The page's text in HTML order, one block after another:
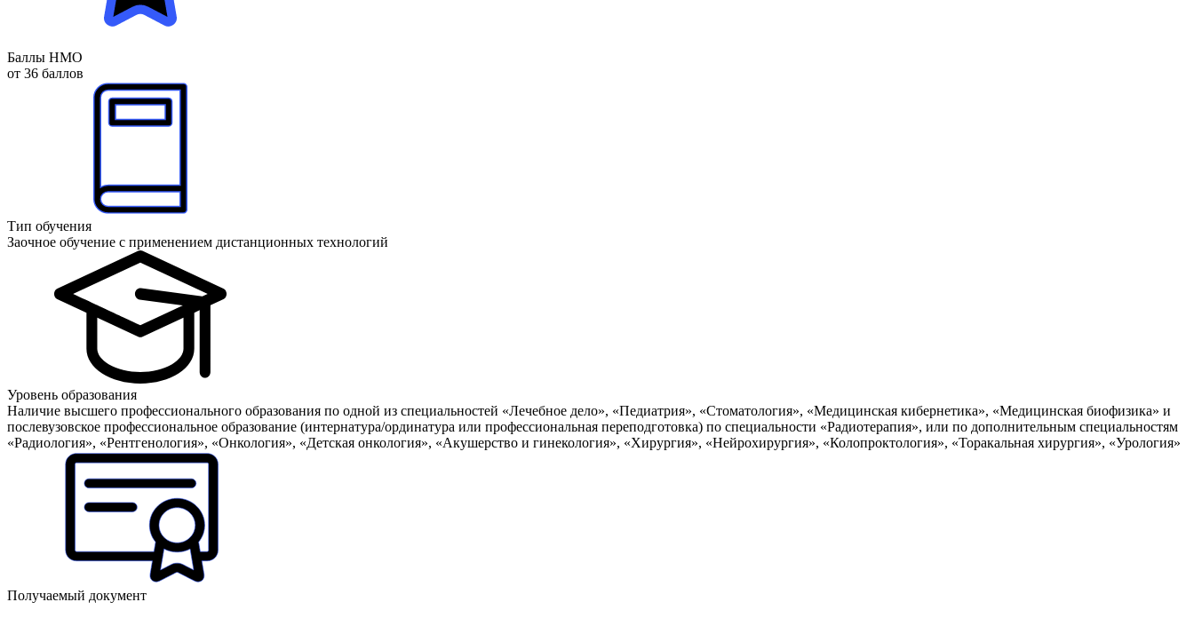
Баллы НМО
от 36 баллов
Тип обучения
Заочное обучение с применением дистанционных технологий
Уровень образования
Наличие высшего профессионального образования по одной из специальностей «Лечебное дело», «Педиатрия», «Стоматология», «Медицинская кибернетика», «Медицинская биофизика» и
послевузовское профессиональное образование (интернатура/ординатура или профессиональная переподготовка) по специальности «Радиотерапия», или по дополнительным специальностям
«Радиология», «Рентгенология», «Онкология», «Детская онкология», «Акушерство и гинекология», «Хирургия», «Нейрохирургия», «Колопроктология», «Торакальная хирургия», «Урология»
Получаемый документ